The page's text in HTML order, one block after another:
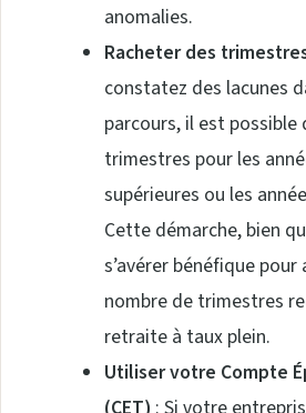
anomalies.
Racheter des
constatez des lacunes
parcours, il est possible
trimestres pour les
supérieures ou les
Cette démarche, bien
s’avérer bénéfique
nombre de trimestres
retraite à taux plein.
Utiliser votre Compte